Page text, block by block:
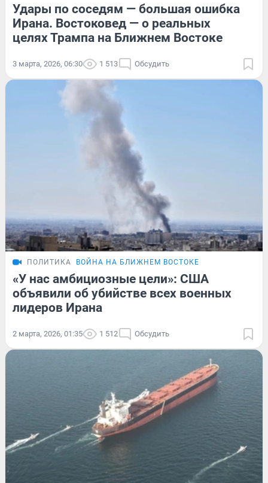
Удары по соседям — большая ошибка
Ирана. Востоковед — о реальных
целях Трампа на Ближнем Востоке
3 марта, 2026, 06:30 1 513 Обсудить
ПОЛИТИКА ВОЙНА НА БЛИЖНЕМ ВОСТОКЕ
«У нас амбициозные цели»: США
объявили об убийстве всех военных
лидеров Ирана
2 марта, 2026, 01:35 1 512 Обсудить